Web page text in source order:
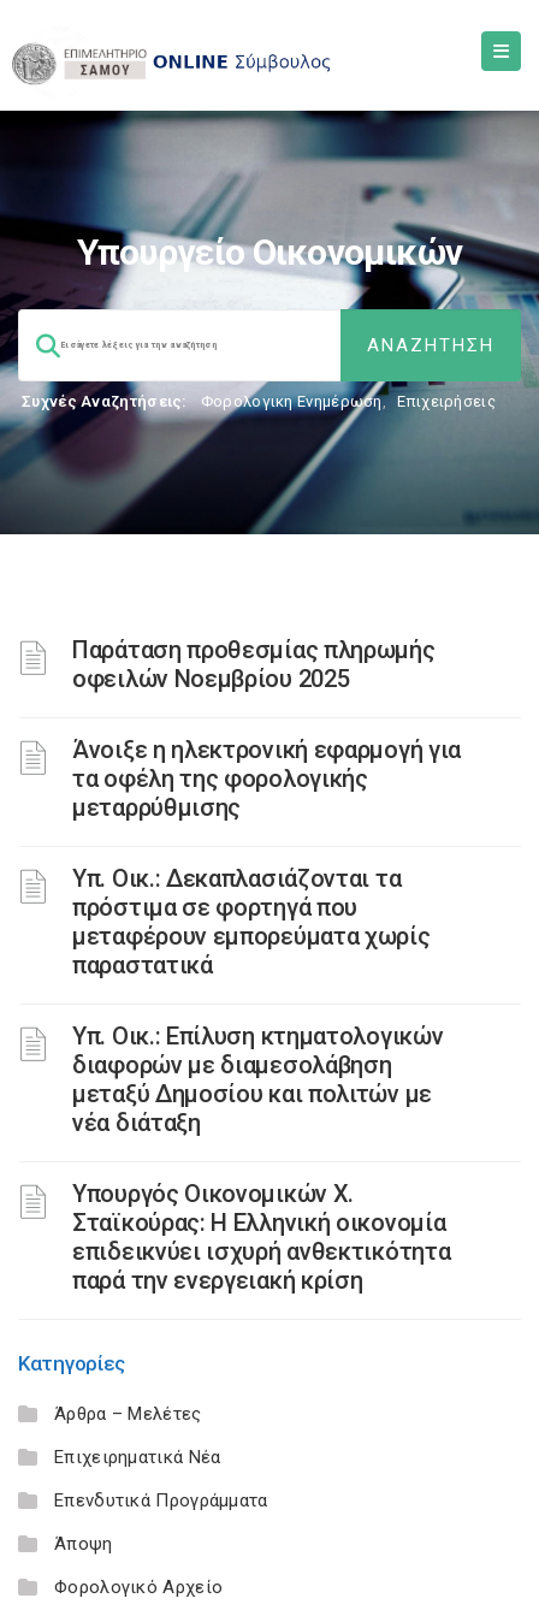
Υπουργείο Οικονομικών
Συχνές Αναζητήσεις: Φορολογικη Ενημέρωση, Επιχειρήσεις
Παράταση προθεσμίας πληρωμής
οφειλών Νοεμβρίου 2025
Άνοιξε η ηλεκτρονική εφαρμογή για
τα οφέλη της φορολογικής
μεταρρύθμισης
Υπ. Οικ.: Δεκαπλασιάζονται τα
πρόστιμα σε φορτηγά που
μεταφέρουν εμπορεύματα χωρίς
παραστατικά
Υπ. Οικ.: Επίλυση κτηματολογικών
διαφορών με διαμεσολάβηση
μεταξύ Δημοσίου και πολιτών με
νέα διάταξη
Υπουργός Οικονομικών Χ.
Σταϊκούρας: Η Ελληνική οικονομία
επιδεικνύει ισχυρή ανθεκτικότητα
παρά την ενεργειακή κρίση
Κατηγορίες
Άρθρα – Μελέτες
Επιχειρηματικά Νέα
Επενδυτικά Προγράμματα
Άποψη
Φορολογικό Αρχείο